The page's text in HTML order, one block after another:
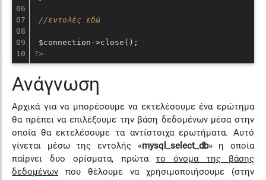
06
07
08
09
//εντολές εδώ
?>
Ανάγνωση
Αρχικά για να μπορέσουμε να εκτελέσουμε ένα ερώτημα
θα πρέπει να επιλέξουμε την βάση δεδομένων μέσα στην
οποία θα εκτελέσουμε τα αντίστοιχα ερωτήματα. Αυτό
γίνεται μέσω της εντολής «mysql_select_db» η οποία
παίρνει δυο ορίσματα, πρώτατο όνομα της βάσης
δεδομένων που θέλουμε να χρησιμοποιήσουμε (στην